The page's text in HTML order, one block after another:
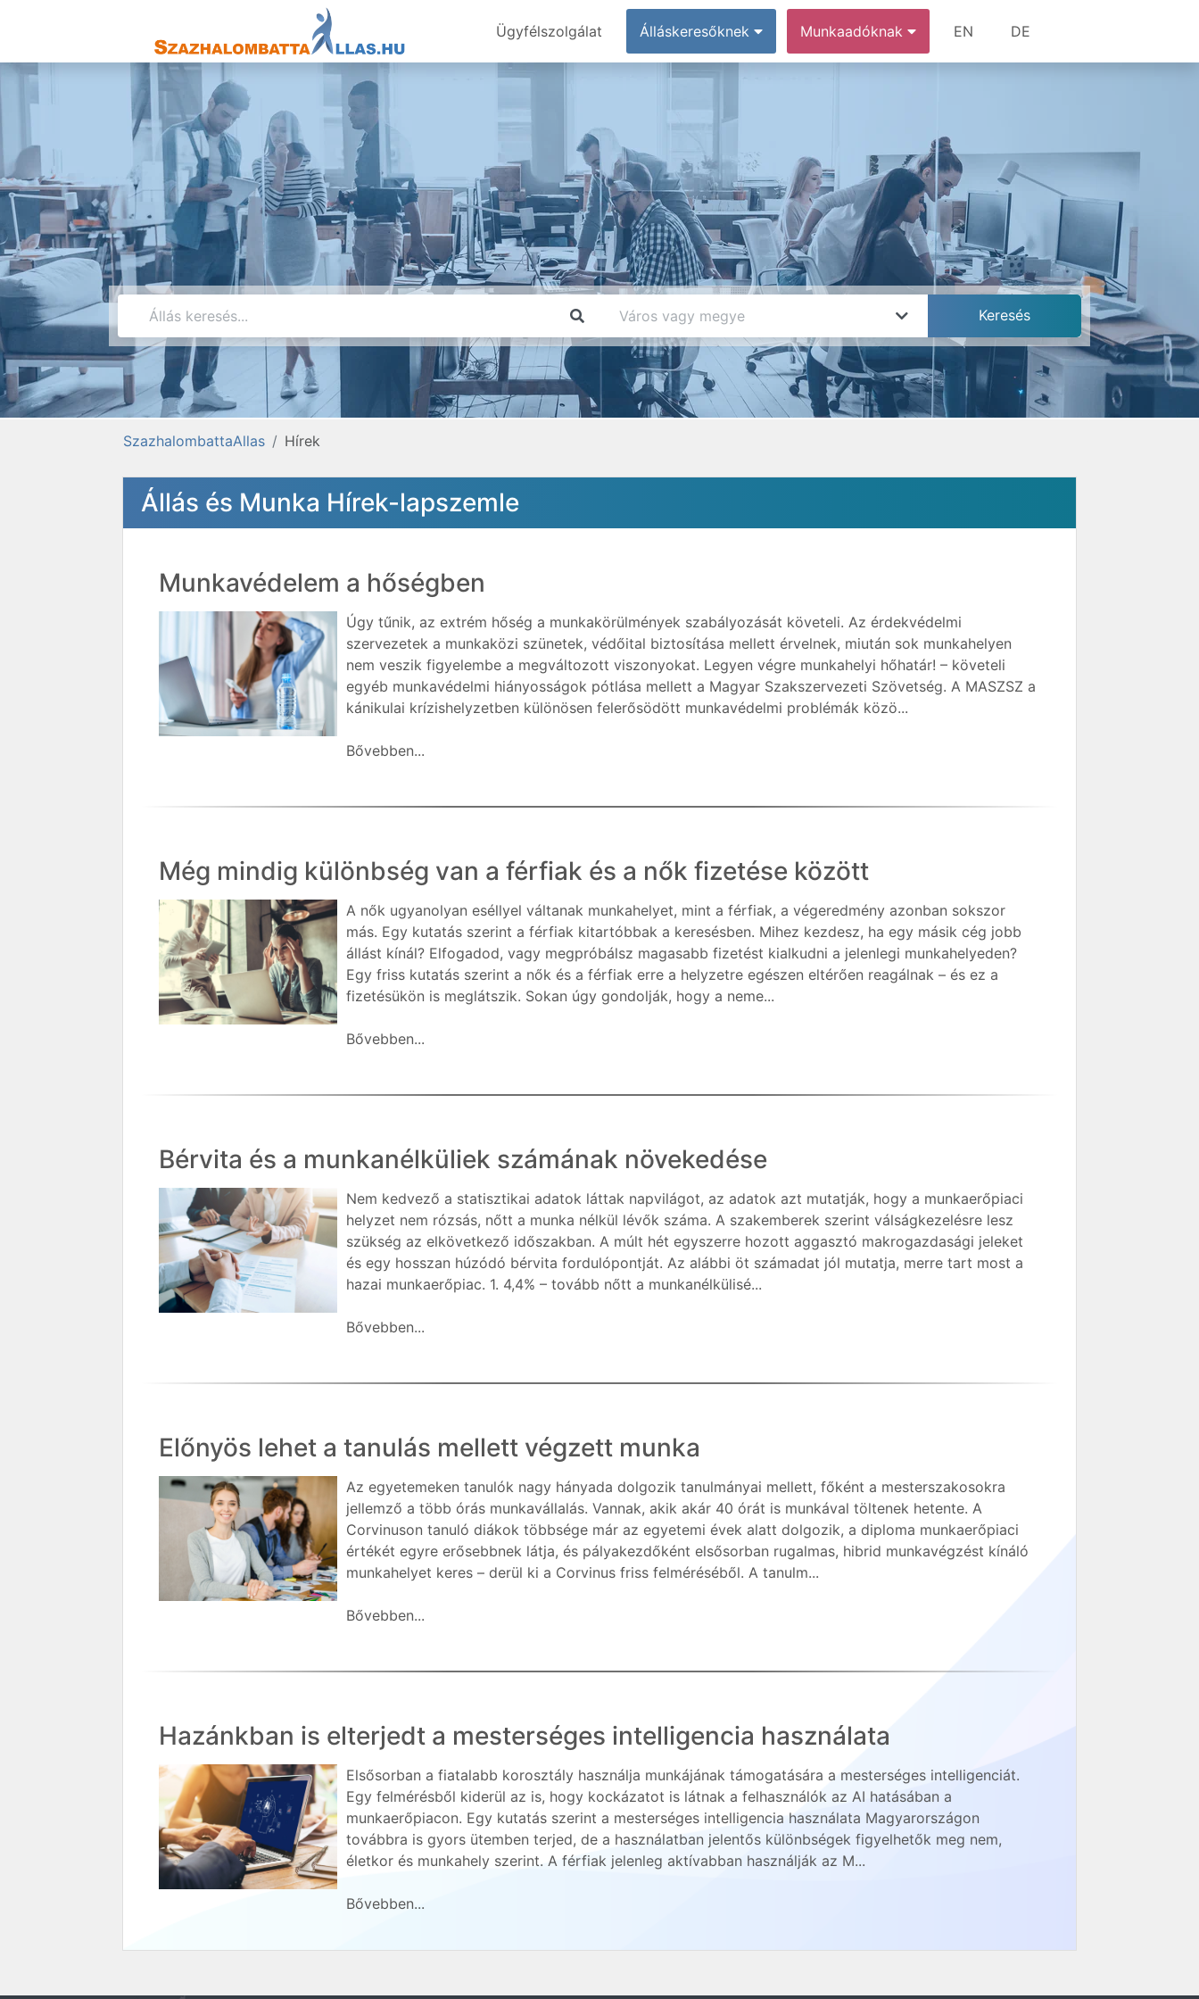
Ügyfélszolgálat Álláskeresőknek Munkaadóknak EN DE
SzazhalombattaAllas Hírek
Állás és Munka Hírek-lapszemle
Munkavédelem a hőségben
Úgy tűnik, az extrém hőség a munkakörülmények szabályozását követeli. Az érdekvédelmi
szervezetek a munkaközi szünetek, védőital biztosítása mellett érvelnek, miután sok munkahelyen
nem veszik figyelembe a megváltozott viszonyokat. Legyen végre munkahelyi hőhatár! – követeli
egyéb munkavédelmi hiányosságok pótlása mellett a Magyar Szakszervezeti Szövetség. A MASZSZ a
kánikulai krízishelyzetben különösen felerősödött munkavédelmi problémák közö...
Bővebben...
Még mindig különbség van a férfiak és a nők fizetése között
A nők ugyanolyan eséllyel váltanak munkahelyet, mint a férfiak, a végeredmény azonban sokszor
más. Egy kutatás szerint a férfiak kitartóbbak a keresésben. Mihez kezdesz, ha egy másik cég jobb
állást kínál? Elfogadod, vagy megpróbálsz magasabb fizetést kialkudni a jelenlegi munkahelyeden?
Egy friss kutatás szerint a nők és a férfiak erre a helyzetre egészen eltérően reagálnak – és ez a
fizetésükön is meglátszik. Sokan úgy gondolják, hogy a neme...
Bővebben...
Bérvita és a munkanélküliek számának növekedése
Nem kedvező a statisztikai adatok láttak napvilágot, az adatok azt mutatják, hogy a munkaerőpiaci
helyzet nem rózsás, nőtt a munka nélkül lévők száma. A szakemberek szerint válságkezelésre lesz
szükség az elkövetkező időszakban. A múlt hét egyszerre hozott aggasztó makrogazdasági jeleket
és egy hosszan húzódó bérvita fordulópontját. Az alábbi öt számadat jól mutatja, merre tart most a
hazai munkaerőpiac. 1. 4,4% – tovább nőtt a munkanélkülisé...
Bővebben...
Előnyös lehet a tanulás mellett végzett munka
Az egyetemeken tanulók nagy hányada dolgozik tanulmányai mellett, főként a mesterszakosokra
jellemző a több órás munkavállalás. Vannak, akik akár 40 órát is munkával töltenek hetente. A
Corvinuson tanuló diákok többsége már az egyetemi évek alatt dolgozik, a diploma munkaerőpiaci
értékét egyre erősebbnek látja, és pályakezdőként elsősorban rugalmas, hibrid munkavégzést kínáló
munkahelyet keres – derül ki a Corvinus friss felméréséből. A tanulm...
Bővebben...
Hazánkban is elterjedt a mesterséges intelligencia használata
Elsősorban a fiatalabb korosztály használja munkájának támogatására a mesterséges intelligenciát.
Egy felmérésből kiderül az is, hogy kockázatot is látnak a felhasználók az AI hatásában a
munkaerőpiacon. Egy kutatás szerint a mesterséges intelligencia használata Magyarországon
továbbra is gyors ütemben terjed, de a használatban jelentős különbségek figyelhetők meg nem,
életkor és munkahely szerint. A férfiak jelenleg aktívabban használják az M...
Bővebben...